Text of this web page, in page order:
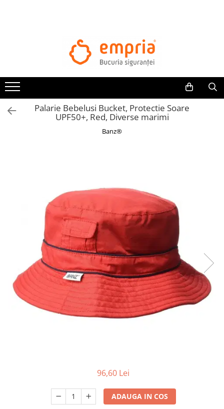
Bariere protectie pentru pat
Protectii mobilier
Banda protectie mobila copii
Protectii casa
Protectii utile
Poarta siguranta copii
Deflectoare pentru aer conditionat
Protectii exterior
Casti antifonice pentru copii si
bebelusi
Echipament protectie bicicleta si
Ochelari de soare
Palarie Bebelusi Bucket, Protectie Soare
UPF50+, Red, Diverse marimi
Banz®
96,60 Lei
ADAUGA IN COS